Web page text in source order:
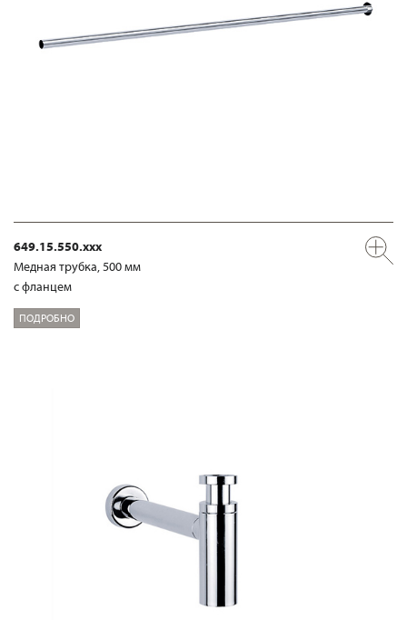
649.15.550.xxx
Медная трубка, 500 мм
с фланцем
ПОДРОБНО